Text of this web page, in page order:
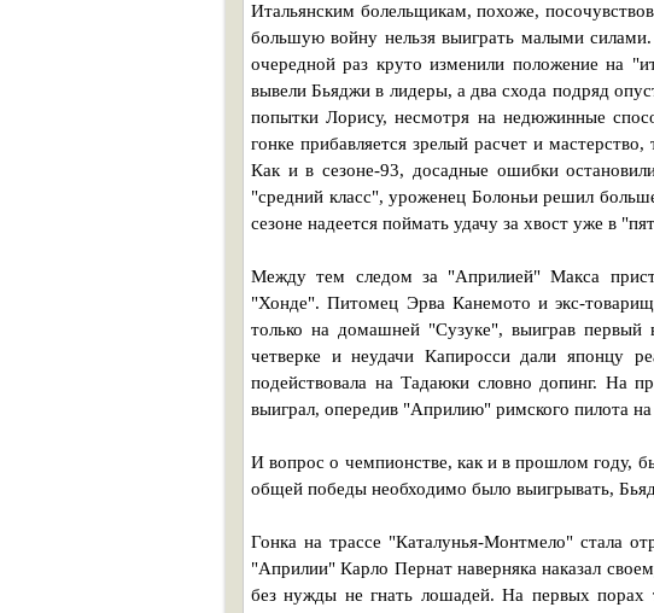
Итальянским болельщикам, похоже,
большую войну нельзя выиграть малыми
очередной раз круто изменили положение на
вывели Бьяджи в лидеры, а два схода подряд
попытки Лорису, несмотря на недюжинные
гонке прибавляется зрелый расчет и
Как и в сезоне-93, досадные ошибки
"средний класс", уроженец Болоньи решил
сезоне надеется поймать удачу за хвост уже в
Между тем следом за "Априлией" Макса
"Хонде". Питомец Эрва Канемото и экс-
только на домашней "Сузуке", выиграв
четверке и неудачи Капиросси дали японцу
подействовала на Тадаюки словно допинг. На
выиграл, опередив "Априлию" римского пилота
И вопрос о чемпионстве, как и в прошлом году,
общей победы необходимо было выигрывать,
Гонка на трассе "Каталунья-Монтмело" стала
"Априлии" Карло Пернат наверняка наказал
без нужды не гнать лошадей. На первых